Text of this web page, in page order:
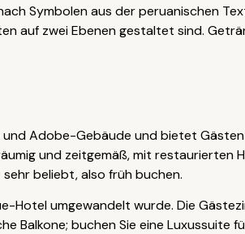
Symbolen aus der peruanischen
auf zwei Ebenen gestaltet sind.
Adobe-Gebäude und bietet
und zeitgemäß, mit restaurierten
beliebt, also früh buchen.
Hotel umgewandelt wurde. Die
buchen Sie eine Luxussuite